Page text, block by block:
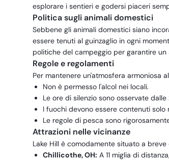
esplorare i sentieri e godersi piaceri
Politica sugli animali domestici
Sebbene gli animali domestici siano
essere tenuti al guinzaglio in ogni
politiche del campeggio per garantire
Regole e regolamenti
Per mantenere un'atmosfera armoniosa
Non è permesso l'alcol nei locali.
Le ore di silenzio sono osservate dalle
I fuochi devono essere contenuti
Le regole di pesca sono
Attrazioni nelle vicinanze
Lake Hill è comodamente situato a
Chillicothe, OH: A 11 miglia di